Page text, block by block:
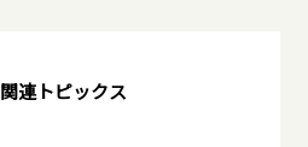
関連トピックス